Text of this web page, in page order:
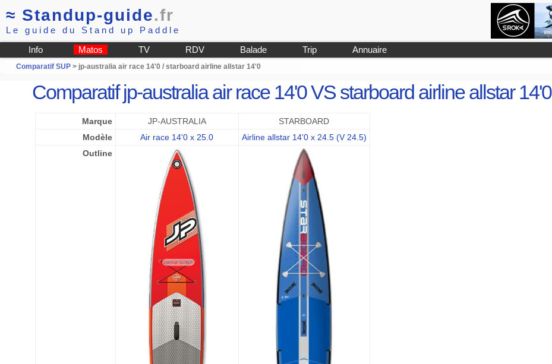
≈ Standup-guide.fr
Le guide du Stand up Paddle
Info Matos TV RDV Balade Trip Annuaire
Comparatif SUP > jp-australia air race 14'0 / starboard airline allstar 14'0
Comparatif jp-australia air race 14'0 VS starboard airline allstar 14'0
Marque JP-AUSTRALIA
STARBOARD
Modèle
Air race 14'0 x 25.0
Airline allstar 14'0 x 24.5 (V 24.5)
Outline